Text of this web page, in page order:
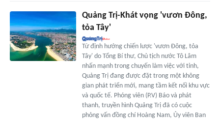
Quảng Trị-Khát vọng 'vươn Đông,
tỏa Tây'
Từ định hướng chiến lược 'vươn Đông, tỏa
Tây' do Tổng Bí thư, Chủ tịch nước Tô Lâm
nhấn mạnh trong chuyến làm việc với tỉnh,
Quảng Trị đang được đặt trong một không
gian phát triển mới, mang tầm kết nối khu vực
và quốc tế. Phóng viên (P.V) Báo và phát
thanh, truyền hình Quảng Trị đã có cuộc
phỏng vấn đồng chí Hoàng Nam, Ủy viên Ban